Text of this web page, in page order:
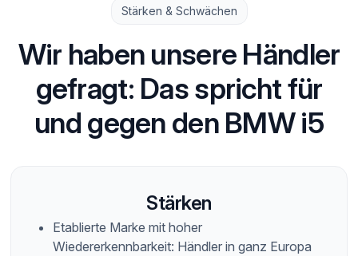
Stärken & Schwächen
Wir haben unsere Händler
gefragt: Das spricht für
und gegen den BMW i5
Stärken
Etablierte Marke mit hoher
Wiedererkennbarkeit: Händler in ganz Europa